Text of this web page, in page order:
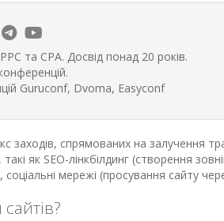
та CPA. Досвід понад 20 років.
Guruconf, Dvoma, Easyconf
заходів, спрямованих на залучення
як SEO-лінкбілдинг (створення
мережі (просування сайту